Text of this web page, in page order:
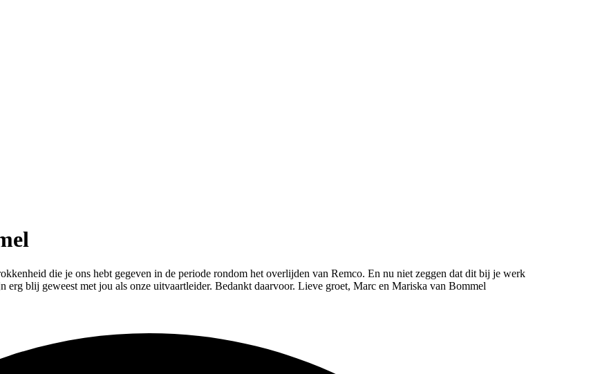
die je ons hebt gegeven in de periode rondom het overlijden van Remco. En nu niet zeggen dat dit bij je werk
blij geweest met jou als onze uitvaartleider. Bedankt daarvoor. Lieve groet, Marc en Mariska van Bommel